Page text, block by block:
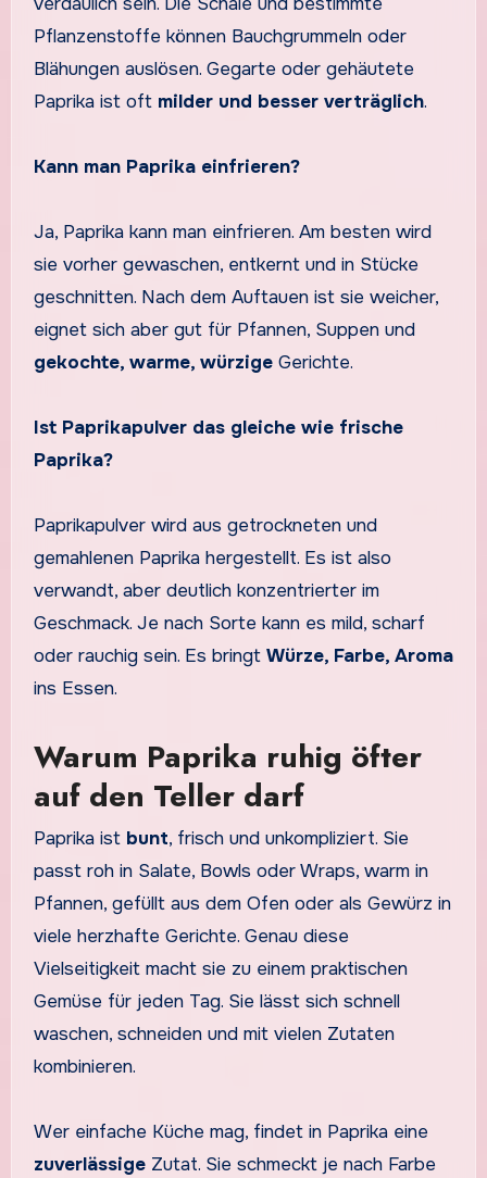
Pflanzenstoffe können Bauchgrummeln oder
Blähungen auslösen. Gegarte oder gehäutete
Paprika ist oft milder und besser verträglich.
Kann man Paprika einfrieren?
Ja, Paprika kann man einfrieren. Am besten wird
sie vorher gewaschen, entkernt und in Stücke
geschnitten. Nach dem Auftauen ist sie weicher,
eignet sich aber gut für Pfannen, Suppen und
gekochte, warme, würzigeGerichte.
Ist Paprikapulver das gleiche wie frische
Paprika?
Paprikapulver wird aus getrockneten und
gemahlenen Paprika hergestellt. Es ist also
verwandt, aber deutlich konzentrierter im
Geschmack. Je nach Sorte kann es mild, scharf
oder rauchig sein. Es bringt Würze, Farbe, Aroma
ins Essen.
Warum Paprika ruhig öfter
auf den Teller darf
Paprika ist bunt, frisch und unkompliziert. Sie
passt roh in Salate, Bowls oder Wraps, warm in
Pfannen, gefüllt aus dem Ofen oder als Gewürz in
viele herzhafte Gerichte. Genau diese
Vielseitigkeit macht sie zu einem praktischen
Gemüse für jeden Tag. Sie lässt sich schnell
waschen, schneiden und mit vielen Zutaten
kombinieren.
Wer einfache Küche mag, findet in Paprika eine
zuverlässigeZutat. Sie schmeckt je nach Farbe